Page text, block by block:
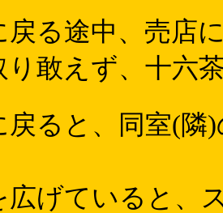
戻る途中、売店
敢えず、十六
戻ると、同室(隣
広げていると、